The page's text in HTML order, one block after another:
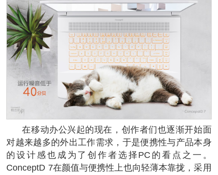
在移动办公兴起的现在，创作者们也逐渐开始面
对越来越多的外出工作需求，于是便携性与产品本身
的设计感也成为了创作者选择PC的看点之一。
ConceptD 7在颜值与便携性上也向轻薄本靠拢，采用